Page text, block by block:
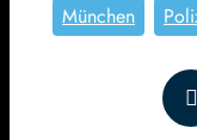
München